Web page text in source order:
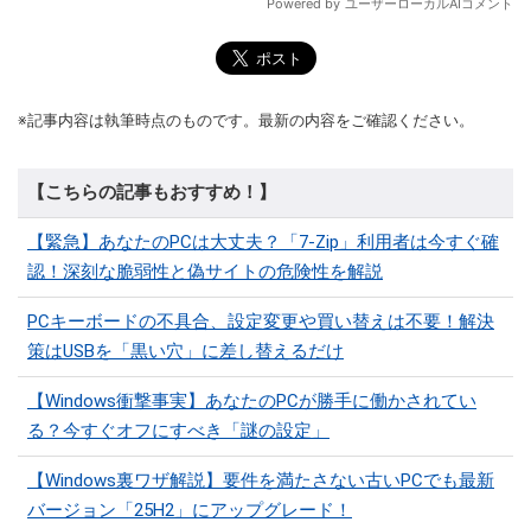
※記事内容は執筆時点のものです。最新の内容をご確認ください。
【こちらの記事もおすすめ！】
【緊急】あなたのPCは大丈夫？「7-Zip」利用者は今すぐ確
認！深刻な脆弱性と偽サイトの危険性を解説
PCキーボードの不具合、設定変更や買い替えは不要！解決
策はUSBを「黒い穴」に差し替えるだけ
【Windows衝撃事実】あなたのPCが勝手に働かされてい
る？今すぐオフにすべき「謎の設定」
【Windows裏ワザ解説】要件を満たさない古いPCでも最新
バージョン「25H2」にアップグレード！